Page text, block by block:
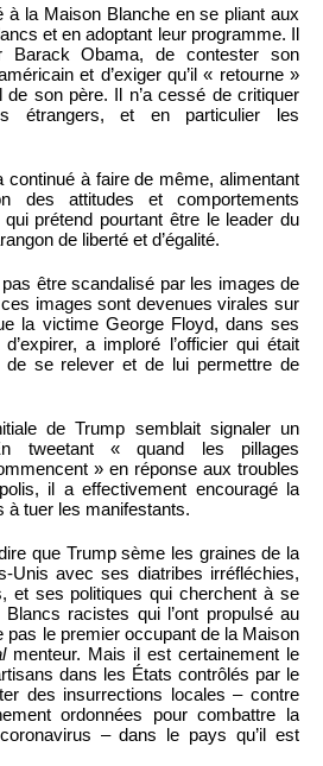
à la Maison Blanche en se pliant aux
et en adoptant leur programme. Il
Barack Obama, de contester son
et d’exiger qu’il « retourne »
son père. Il n’a cessé de critiquer
étrangers, et en particulier les
continué à faire de même, alimentant
des attitudes et comportements
prétend pourtant être le leader du
de liberté et d’égalité.
être scandalisé par les images de
images sont devenues virales sur
la victime George Floyd, dans ses
a imploré l’officier qui était
de se relever et de lui permettre de
de Trump semblait signaler un
tweetant « quand les pillages
» en réponse aux troubles
il a effectivement encouragé la
à tuer les manifestants.
que Trump sème les graines de la
Unis avec ses diatribes irréfléchies,
et ses politiques qui cherchent à se
racistes qui l’ont propulsé au
pas le premier occupant de la Maison
menteur. Mais il est certainement le
dans les États contrôlés par le
des insurrections locales – contre
ordonnées pour combattre la
– dans le pays qu’il est